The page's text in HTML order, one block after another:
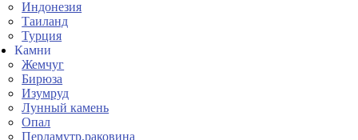
Индонезия
Таиланд
Турция
Камни
Жемчуг
Бирюза
Изумруд
Лунный камень
Опал
Перламутр,раковина